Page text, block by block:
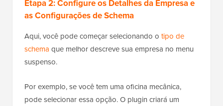
Etapa 2: Configure os Detalhes da Empresa e
as Configurações de Schema
Aqui, você pode começar selecionando o tipo de
schema que melhor descreve sua empresa no menu
suspenso.
Por exemplo, se você tem uma oficina mecânica,
pode selecionar essa opção. O plugin criará um